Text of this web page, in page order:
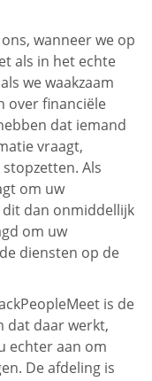
wanneer we op
als in het echte
we waakzaam
over financiële
dat iemand
vraagt,
Als
om uw
dit dan onmiddellijk
om uw
diensten op de
is de
dat daar werkt,
echter aan om
De afdeling is